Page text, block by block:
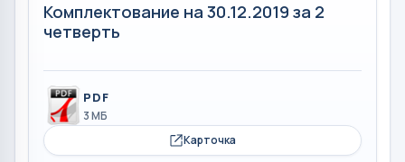
Комплектование на 30.12.2019 за 2
четверть
PDF
3 МБ
Карточка